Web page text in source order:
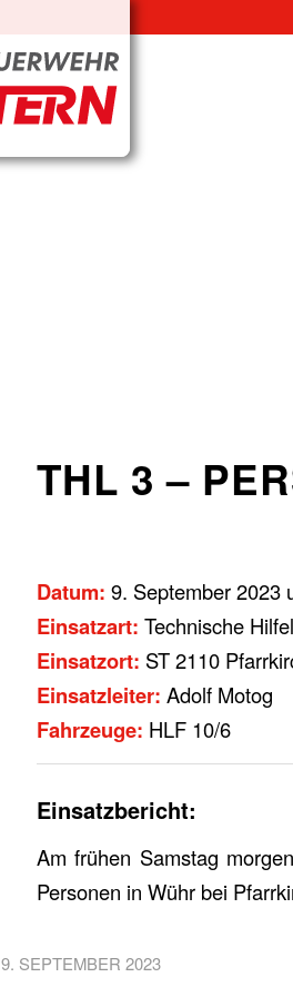
THL 3 –
Datum: 9. September 2023
Einsatzart: Technische
Einsatzort: ST 2110
Einsatzleiter: Adolf Motog
Fahrzeuge: HLF 10/6
Einsatzbericht:
Am frühen Samstag
Personen in Wühr bei
9. SEPTEMBER 2023